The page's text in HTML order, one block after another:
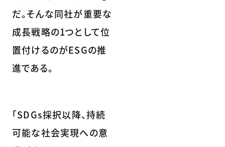
だ。そんな同社が重要な
成長戦略の1つとして位
置付けるのがESGの推
進である。
「SDGs採択以降、持続
可能な社会実現への意